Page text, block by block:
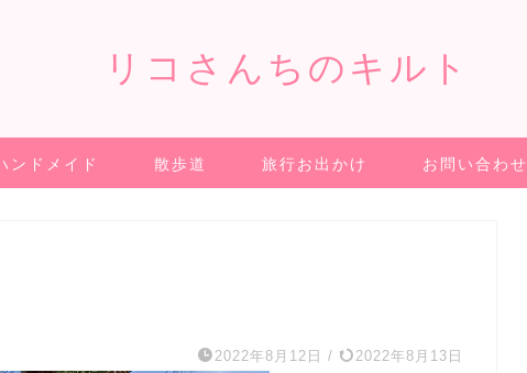
リコさんちのキルト
ンドメイド 散歩道 旅行お出かけ お問い合わせ
2022年8月12日 / 2022年8月13日